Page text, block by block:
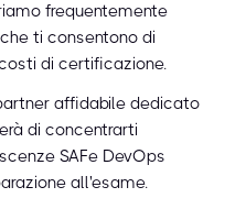
frequentemente
ti consentono di
di certificazione.
affidabile dedicato
di concentrarti
SAFe DevOps
all'esame.